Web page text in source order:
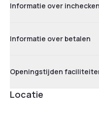
Informatie over inchecken
Informatie over betalen
Openingstijden
Locatie